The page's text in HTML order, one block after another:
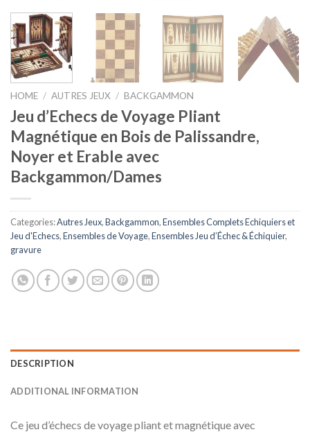
HOME / AUTRES JEUX / BACKGAMMON
Jeu d’Echecs de Voyage Pliant
Magnétique en Bois de Palissandre,
Noyer et Erable avec
Backgammon/Dames
Categories:Autres Jeux,Backgammon,Ensembles Complets Echiquiers et
Jeu d'Echecs,Ensembles de Voyage,Ensembles Jeu d’Échec & Échiquier,
gravure
DESCRIPTION
ADDITIONAL INFORMATION
Ce jeu d’échecs de voyage pliant et magnétique avec